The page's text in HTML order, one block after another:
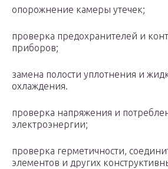
опорожнение камеры утечек;
проверка предохранителей и
приборов;
замена полости уплотнения и
охлаждения.
проверка напряжения и
электроэнергии;
проверка герметичности,
элементов и других